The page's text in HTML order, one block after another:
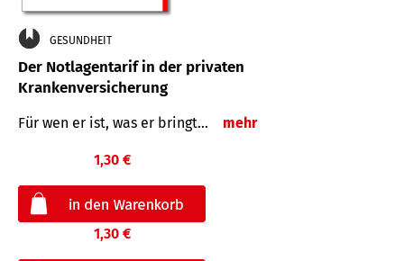
GESUNDHEIT
Der Notlagentarif in der privaten
Krankenversicherung
Für wen er ist, was er bringt… mehr
1,30 €
1,30 €